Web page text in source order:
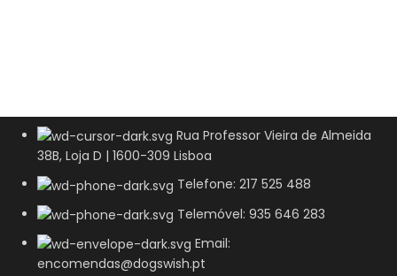
Rua Professor Vieira de Almeida
38B, Loja D | 1600-309 Lisboa
Telefone: 217 525 488
Telemóvel: 935 646 283
Email:
encomendas@dogswish.pt